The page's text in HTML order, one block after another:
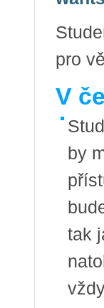
pro
V
by
tak